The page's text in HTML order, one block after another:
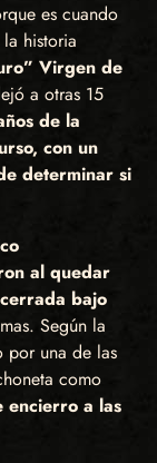
es cuando
historia
Virgen de
a otras 15
de la
con un
determinar si
al quedar
bajo
Según la
por una de las
como
encierro a las